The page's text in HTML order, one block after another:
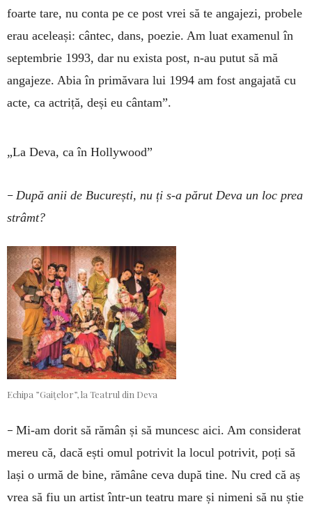
foarte tare, nu conta pe ce post vrei să te angajezi, probele
erau aceleași: cântec, dans, poezie. Am luat examenul în
septembrie 1993, dar nu exista post, n-au putut să mă
angajeze. Abia în primăvara lui 1994 am fost angajată cu
acte, ca actriță, deși eu cântam”.
„La Deva, ca în Hollywood”
– După anii de București, nu ți s-a părut Deva un loc prea
strâmt?
Echipa ”Gaițelor”, la Teatrul din Deva
– Mi-am dorit să rămân și să muncesc aici. Am considerat
mereu că, dacă ești omul potrivit la locul potrivit, poți să
lași o urmă de bine, rămâne ceva după tine. Nu cred că aș
vrea să fiu un artist într-un teatru mare și nimeni să nu știe